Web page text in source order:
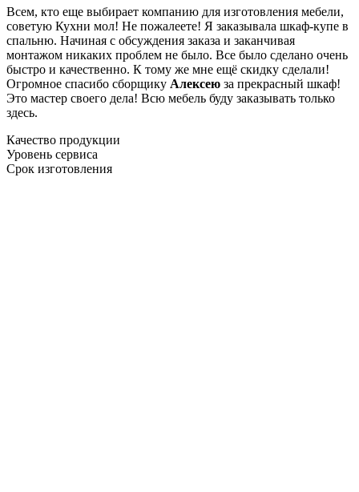
Всем, кто еще выбирает компанию для изготовления мебели,
советую Кухни мол! Не пожалеете! Я заказывала шкаф-купе в
спальню. Начиная с обсуждения заказа и заканчивая
монтажом никаких проблем не было. Все было сделано очень
быстро и качественно. К тому же мне ещё скидку сделали!
Огромное спасибо сборщику Алексею за прекрасный шкаф!
Это мастер своего дела! Всю мебель буду заказывать только
здесь.
Качество продукции
Уровень сервиса
Срок изготовления